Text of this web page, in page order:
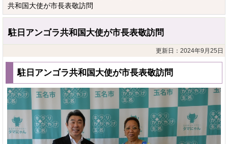
共和国大使が市長表敬訪問
駐日アンゴラ共和国大使が市長表敬訪問
更新日：2024年9月25日
駐日アンゴラ共和国大使が市長表敬訪問